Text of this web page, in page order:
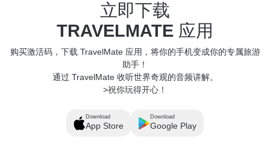
立即下载
TRAVELMATE 应用
购买激活码，下载 TravelMate 应用，将你的手机变成你的专属旅游
助手！
通过 TravelMate 收听世界奇观的音频讲解。
>祝你玩得开心！
Download
App Store
Download
Google Play